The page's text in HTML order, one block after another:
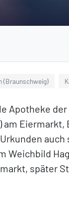
(Braunschweig)
der
auch
Weichbild
später